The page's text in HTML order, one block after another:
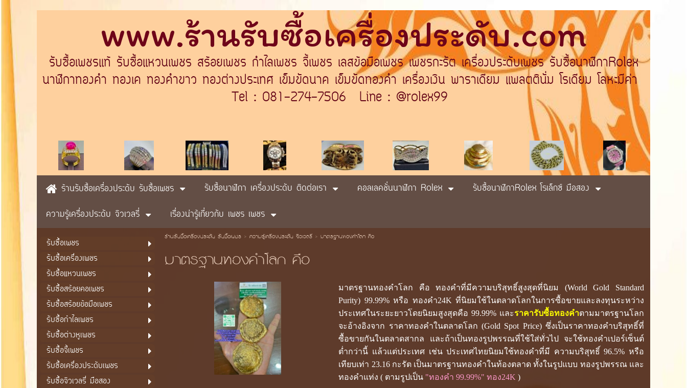
www.ร้านรับซื้อเครื่องประดับ.com
รับซื้อเพชรแท้ รับซื้อแหวนเพชร สร้อยเพชร กำไลเพชร จี้เพชร เลสข้อมือเพชร เพชรกะรัต เครื่องประดับเพชร รับซื้อนาฬิกาRolex
นาฬิกาทองคำ ทองเค ทองคำขาว ทองต่างประเทศ เข็มขัดนาค เข็มขัดทองคำ เครื่องเงิน พาราเดียม แพลตตินั่ม โรเดียม โลหะมีค่า
Tel : 081-274-7506 Line : @rolex99
ร้านรับซื้อเครื่องประดับ รับซื้อเพชร รับซื้อนาฬิกา เครื่องประดับ ติดต่อเรา คอลเลคชั่นนาฬิกา Rolex
รับซื้อนาฬิกาRolex โรเล็กซ์ มือสอง
ความรู้เครื่องประดับ จิวเวลรี่
เรื่องน่ารู้เกี่ยวกับ เพชร เพชร
รับซื้อเพชร
รับซื้อเครื่องเพชร
รับซื้อแหวนเพชร
รับซื้อสร้อยคอเพชร
รับซื้อสร้อยข้อมือเพชร
รับซื้อกำไลเพชร
รับซื้อต่างหูเพชร
รับซื้อจี้เพชร
รับซื้อเครื่องประดับเพชร
รับซื้อจิวเวลรี่ มือสอง
ร้านรับซื้อเครื่องประดับ รับซื้อเพชร> ความรู้เครื่องประดับ จิวเวลรี่> มาตรฐานทองคําโลก คือ
มาตรฐานทองคําโลก คือ
มาตรฐานทองคําโลก คือ ทองคำที่มีความบริสุทธิ์สูงสุดที่นิยม (World Gold Standard
Purity) 99.99% หรือ ทองคำ24K ที่นิยมใช้ในตลาดโลกในการซื้อขายและลงทุนระหว่าง
ประเทศในระยะยาวโดยนิยมสูงสุดคือ 99.99% และราคารับซื้อทองคำตามมาตรฐานโลก
จะอ้างอิงจาก ราคาทองคำในตลาดโลก (Gold Spot Price) ซึ่งเป็นราคาทองคำบริสุทธิ์ที่
ซื้อขายกันในตลาดสากล และถ้าเป็นทองรูปพรรณที่ใช้ใส่ทั่วไป จะใช้ทองคำเปอร์เซ็นต์
ต่ำกว่านี้ แล้วแต่ประเทศ เช่น ประเทศไทยนิยมใช้ทองคำที่มี ความบริสุทธิ์ 96.5% หรือ
เทียบเท่า 23.16 กะรัต เป็นมาตรฐานทองคำในท้องตลาด ทั้งในรูปแบบ ทองรูปพรรณ และ
ทองคำแท่ง ( ตามรูปเป็น "ทองคำ 99.99%" ทอง24K )